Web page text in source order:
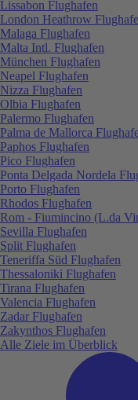
Lissabon Flughafen
London Heathrow
Malaga Flughafen
Malta Intl. Flughafen
München Flughafen
Neapel Flughafen
Nizza Flughafen
Olbia Flughafen
Palermo Flughafen
Palma de Mallorca
Paphos Flughafen
Pico Flughafen
Ponta Delgada Nordela
Porto Flughafen
Rhodos Flughafen
Rom - Fiumincino (L.da
Sevilla Flughafen
Split Flughafen
Teneriffa Süd Flughafen
Thessaloniki Flughafen
Tirana Flughafen
Valencia Flughafen
Zadar Flughafen
Zakynthos Flughafen
Alle Ziele im Überblick